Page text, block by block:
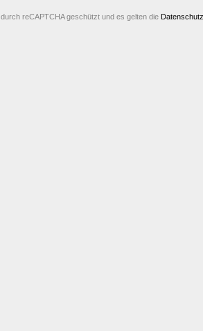
reCAPTCHA geschützt und es gelten die